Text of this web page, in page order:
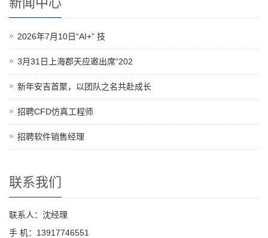
2026年7月10日“AI+” 技
3月31日上海郡天应邀出席“202
新年安吉首聚，以团队之名共赴成长
招聘CFD仿真工程师
招聘软件销售经理
联系我们
联系人：沈经理
手 机：13917746551